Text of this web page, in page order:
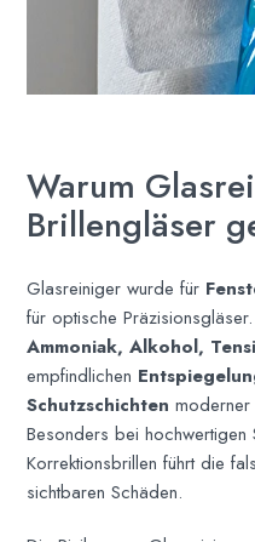
Warum
Brillengläser
Glasreiniger wurde für
für optische
Ammoniak, Alkohol,
empfindlichen
Schutzschichten moderner
Besonders bei hochwertigen
Korrektionsbrillen führt die
sichtbaren Schäden.